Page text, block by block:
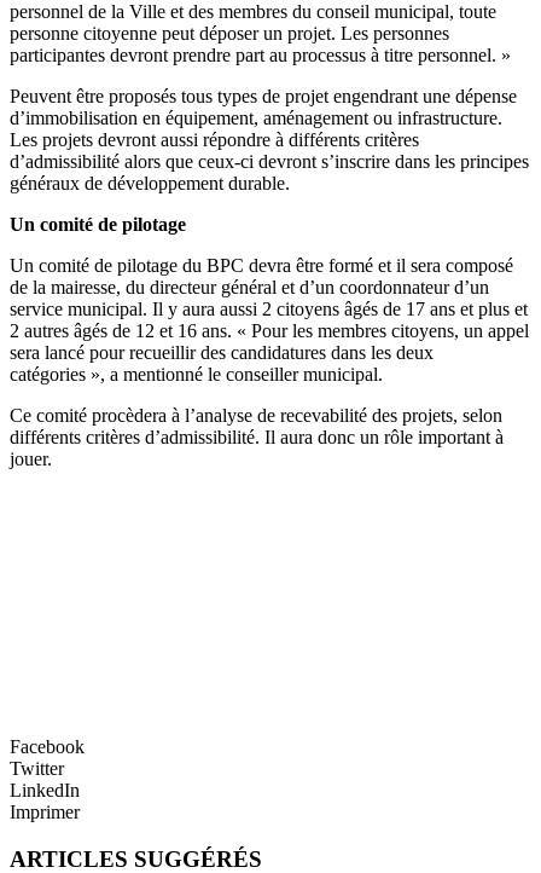
personnel de la Ville et des membres du conseil municipal, toute
personne citoyenne peut déposer un projet. Les personnes
participantes devront prendre part au processus à titre personnel. »
Peuvent être proposés tous types de projet engendrant une dépense
d’immobilisation en équipement, aménagement ou infrastructure.
Les projets devront aussi répondre à différents critères
d’admissibilité alors que ceux-ci devront s’inscrire dans les principes
généraux de développement durable.
Un comité de pilotage
Un comité de pilotage du BPC devra être formé et il sera composé
de la mairesse, du directeur général et d’un coordonnateur d’un
service municipal. Il y aura aussi 2 citoyens âgés de 17 ans et plus et
2 autres âgés de 12 et 16 ans. « Pour les membres citoyens, un appel
sera lancé pour recueillir des candidatures dans les deux
catégories », a mentionné le conseiller municipal.
Ce comité procèdera à l’analyse de recevabilité des projets, selon
différents critères d’admissibilité. Il aura donc un rôle important à
jouer.
Facebook
Twitter
LinkedIn
Imprimer
ARTICLES SUGGÉRÉS